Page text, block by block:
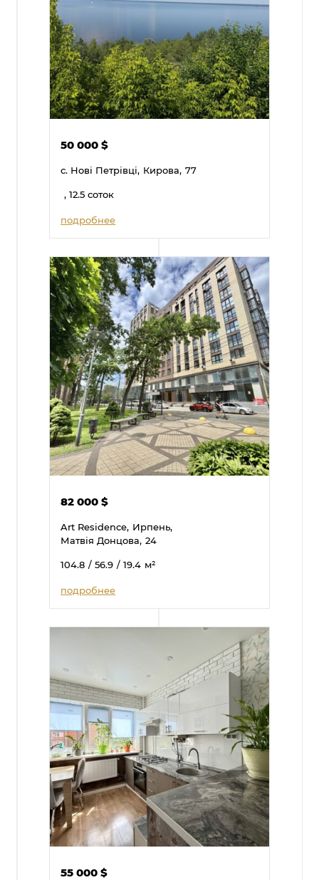
50 000$
с. Нові Петрівці, Кирова, 77
, 12.5 соток
подробнее
82 000$
Art Residence, Ирпень,
Матвія Донцова, 24
104.8 / 56.9 / 19.4 м²
подробнее
55 000$